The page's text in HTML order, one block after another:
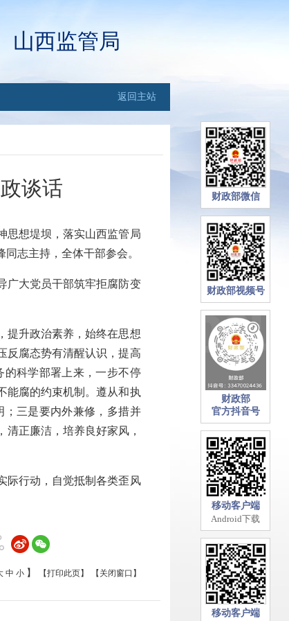
财政部微信
财政部视频号
财政部
官方抖音号
移动客户端
Android下载
移动客户端
山西监管局
返回主站
谈话
想堤坝，落实山西监管局
志主持，全体干部参会。
大党员干部筑牢拒腐防变
升政治素养，始终在思想
反腐态势有清醒认识，提高
的科学部署上来，一步不停
能腐的约束机制。遵从和执
；三是要内外兼修，多措并
正廉洁，培养良好家风，
行动，自觉抵制各类歪风
中 小 】 【打印此页】 【关闭窗口】